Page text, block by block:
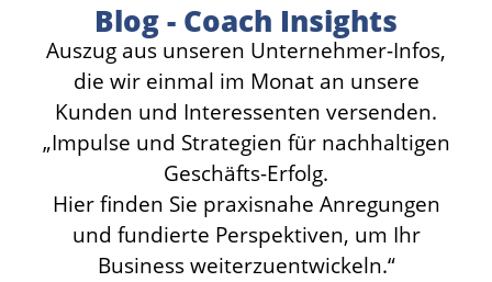
Blog - Coach Insights
Auszug aus unseren Unternehmer-Infos,
die wir einmal im Monat an unsere
Kunden und Interessenten versenden.
„Impulse und Strategien für nachhaltigen
Geschäfts-Erfolg.
Hier finden Sie praxisnahe Anregungen
und fundierte Perspektiven, um Ihr
Business weiterzuentwickeln.“